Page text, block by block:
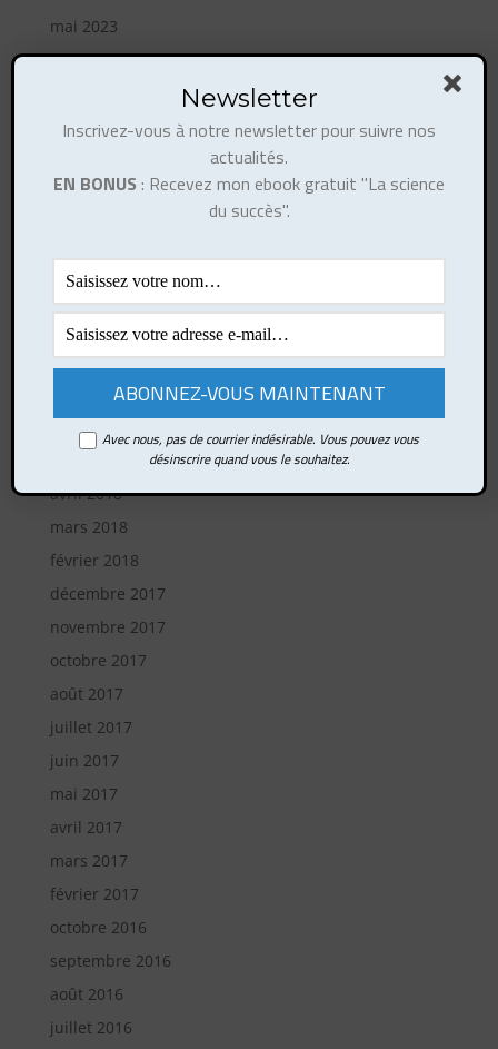
mai 2023
avril 2023
octobre 2022
mai 2022
janvier 2021
mai 2020
mars 2019
février 2019
octobre 2018
août 2018
avril 2018
mars 2018
février 2018
décembre 2017
novembre 2017
octobre 2017
août 2017
juillet 2017
juin 2017
mai 2017
avril 2017
mars 2017
février 2017
octobre 2016
septembre 2016
août 2016
juillet 2016
Newsletter
Inscrivez-vous à notre newsletter pour suivre nos
actualités.
EN BONUS : Recevez mon ebook gratuit "La science
du succès".
Avec nous, pas de courrier indésirable. Vous pouvez vous
désinscrire quand vous le souhaitez.